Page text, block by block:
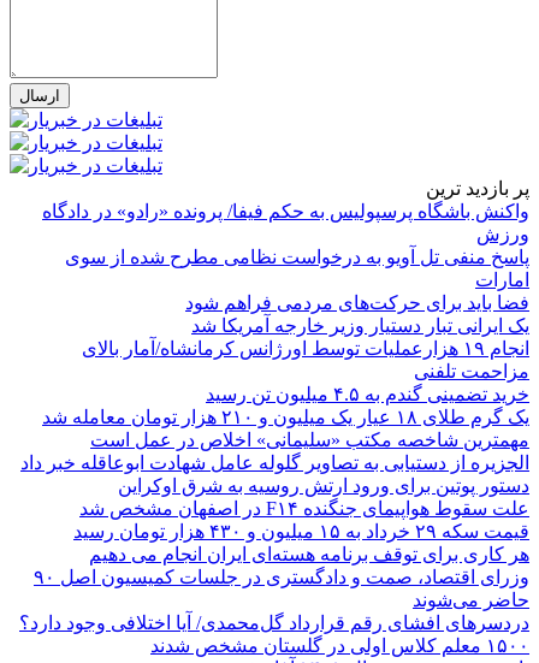
پر بازدید ترین
واکنش باشگاه پرسپولیس به حکم فیفا/ پرونده «رادو» در دادگاه
ورزش
پاسخ منفی تل آویو به درخواست نظامی مطرح شده از سوی
امارات
فضا باید برای حرکت‌های مردمی فراهم شود
یک ایرانی تبار دستیار وزیر خارجه آمریکا شد
انجام ۱۹ هزارعملیات توسط اورژانس کرمانشاه/آمار بالای
مزاحمت تلفنی
خرید تضمینی گندم به ۴.۵ میلیون تن رسید
یک گرم طلای ۱۸ عیار یک میلیون و ۲۱۰ هزار تومان معامله شد
مهمترین شاخصه مکتب «سلیمانی» اخلاص در عمل است
الجزیره از دستیابی به تصاویر گلوله عامل شهادت ابوعاقله خبر داد
دستور پوتین برای ورود ارتش روسیه به شرق اوکراین
علت سقوط هواپیمای جنگنده F۱۴ در اصفهان مشخص شد
قیمت سکه ۲۹ خرداد به ۱۵ میلیون و ۴۳۰ هزار تومان رسید
هر کاری برای توقف برنامه هسته‌ای ایران انجام می دهیم
وزرای اقتصاد، صمت و دادگستری در جلسات کمیسیون اصل ۹۰
حاضر می‌شوند
دردسرهای افشای رقم قرارداد گل‌محمدی/ آیا اختلافی وجود دارد؟
۱۵۰۰ معلم کلاس اولی در گلستان مشخص شدند